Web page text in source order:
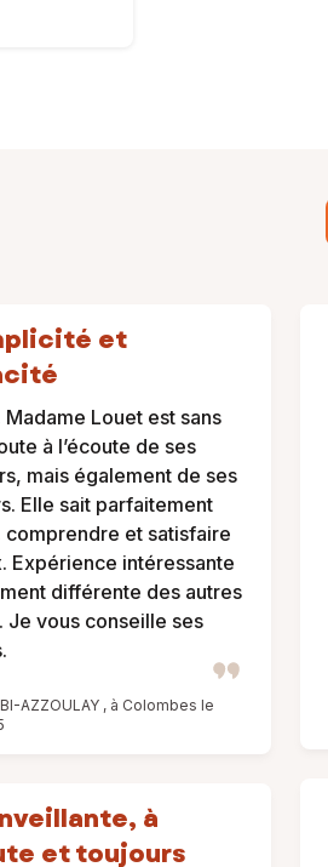
et
Madame Louet est sans
à l’écoute de ses
mais également de ses
Elle sait parfaitement
comprendre et satisfaire
Expérience intéressante
différente des autres
Je vous conseille ses
AZZOULAY , à Colombes le
à
et toujours